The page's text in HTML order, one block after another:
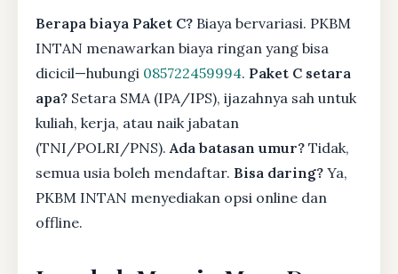
Berapa biaya Paket C? Biaya bervariasi. PKBM
INTAN menawarkan biaya ringan yang bisa
dicicil—hubungi 085722459994. Paket C setara
apa? Setara SMA (IPA/IPS), ijazahnya sah untuk
kuliah, kerja, atau naik jabatan
(TNI/POLRI/PNS).Ada batasan umur? Tidak,
semua usia boleh mendaftar. Bisa daring? Ya,
PKBM INTAN menyediakan opsi online dan
offline.